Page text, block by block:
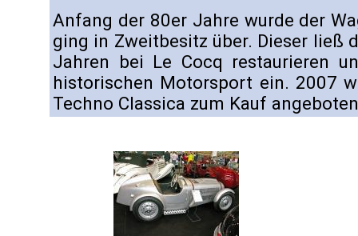
Anfang der 80er Jahre wurde der
ging in Zweitbesitz über. Dieser ließ
Jahren bei Le Cocq restaurieren
historischen Motorsport ein. 2007
Techno Classica zum Kauf